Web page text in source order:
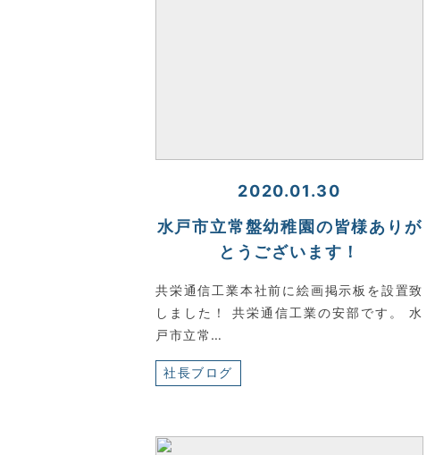
2020.01.30
水戸市立常盤幼稚園の皆様ありが
とうございます！
共栄通信工業本社前に絵画掲示板を設置致
しました！ 共栄通信工業の安部です。 水
戸市立常…
社長ブログ